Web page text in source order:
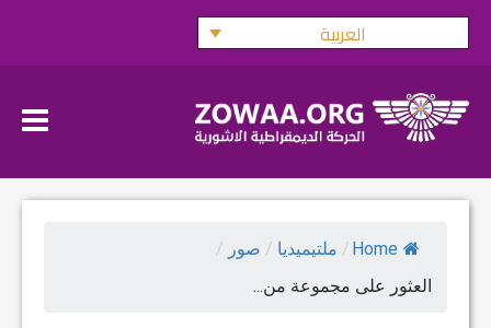
Skip
العربية
Home
/ ملتيميديا / صور /
العثور على مجموعة من...